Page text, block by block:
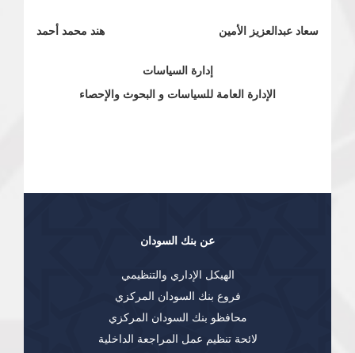
سعاد عبدالعزيز الأمين هند محمد أحمد
إدارة السياسات
الإدارة العامة للسياسات و البحوث والإحصاء
عن بنك السودان
الهيكل الإداري والتنظيمي
فروع بنك السودان المركزي
محافظو بنك السودان المركزي
لائحة تنظيم عمل المراجعة الداخلية